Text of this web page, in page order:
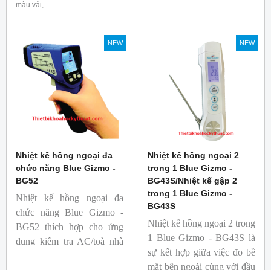
màu vải,...
NEW
Nhiệt kế hồng ngoại đa
chức năng Blue Gizmo -
BG52
Nhiệt kế hồng ngoại đa
chức năng Blue Gizmo -
BG52 thích hợp cho ứng
dụng kiểm tra AC/toà nhà
NEW
Nhiệt kế hồng ngoại 2
trong 1 Blue Gizmo -
BG43S/Nhiệt kế gập 2
trong 1 Blue Gizmo -
BG43S
Nhiệt kế hồng ngoại 2 trong
1 Blue Gizmo - BG43S là
sự kết hợp giữa việc đo bề
mặt bên ngoài cùng với đầu